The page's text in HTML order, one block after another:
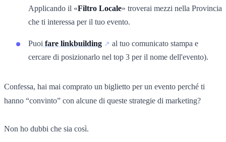
Applicando il «Filtro Locale» troverai mezzi nella Provincia
che ti interessa per il tuo evento.
Puoi fare linkbuilding
al tuo comunicato stampa e
cercare di posizionarlo nel top 3 per il nome dell'evento).
Confessa, hai mai comprato un biglietto per un evento perché ti
hanno “convinto” con alcune di queste strategie di marketing?
Non ho dubbi che sia così.